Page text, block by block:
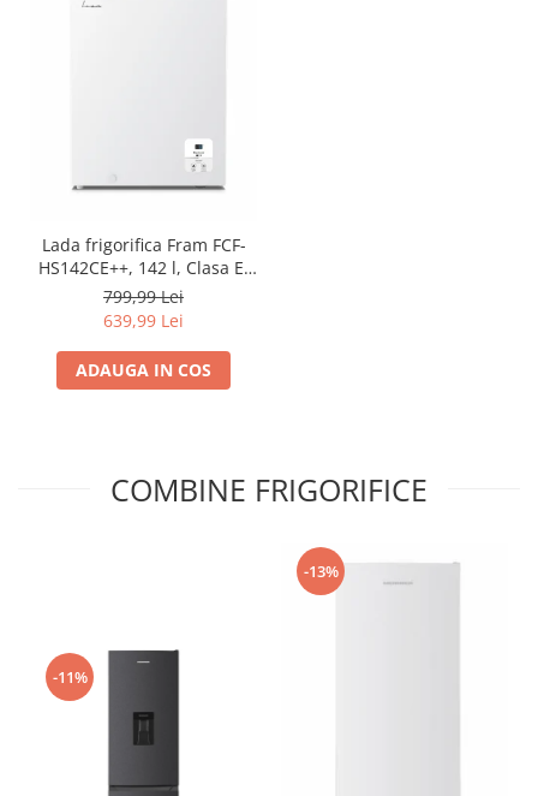
Lada frigorifica Fram FCF-
HS142CE++, 142 l, Clasa E,
Convertibil
Frigider/Congelator, Control
Alb
799,99 Lei
639,99 Lei
ADAUGA IN COS
COMBINE FRIGORIFICE
-11%
-13%